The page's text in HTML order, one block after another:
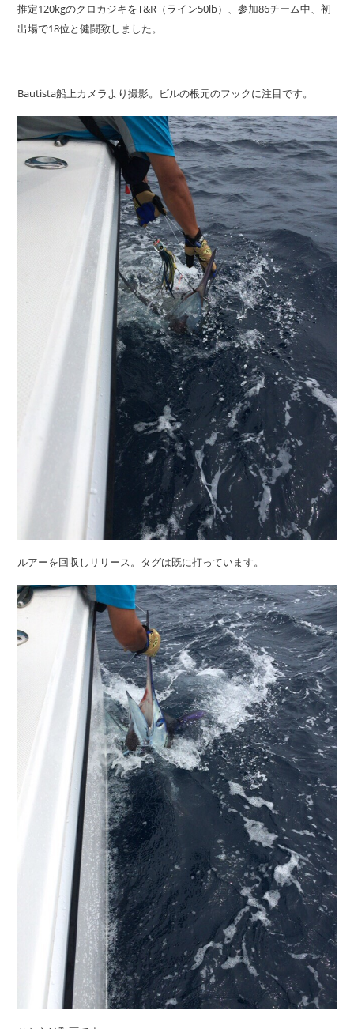
新艇・展示艇情報 中古艇情報
推定120kgのクロカジキをT&R（ライン50lb）、参加86チーム中、初
出場で18位と健闘致しました。
Bautista船上カメラより撮影。ビルの根元のフックに注目です。
ルアーを回収しリリース。タグは既に打っています。